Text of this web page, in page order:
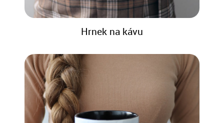
Hrnek na kávu